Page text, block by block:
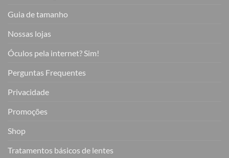
Guia de tamanho
Nossas lojas
Óculos pela internet? Sim!
Perguntas Frequentes
Privacidade
Promoções
Shop
Tratamentos básicos de lentes